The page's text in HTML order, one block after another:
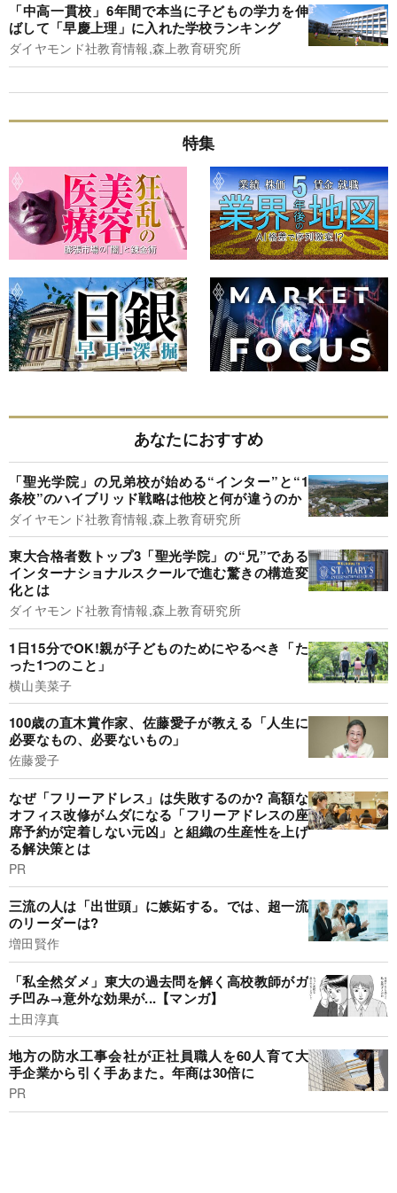
「中高一貫校」6年間で本当に子どもの学力を伸
ばして「早慶上理」に入れた学校ランキング
ダイヤモンド社教育情報,森上教育研究所
特集
あなたにおすすめ
「聖光学院」の兄弟校が始める“インター”と“1
条校”のハイブリッド戦略は他校と何が違うのか
ダイヤモンド社教育情報,森上教育研究所
東大合格者数トップ3「聖光学院」の“兄”である
インターナショナルスクールで進む驚きの構造変
化とは
ダイヤモンド社教育情報,森上教育研究所
1日15分でOK!親が子どものためにやるべき「た
った1つのこと」
横山美菜子
100歳の直木賞作家、佐藤愛子が教える「人生に
必要なもの、必要ないもの」
佐藤愛子
なぜ「フリーアドレス」は失敗するのか? 高額な
オフィス改修がムダになる「フリーアドレスの座
席予約が定着しない元凶」と組織の生産性を上げ
る解決策とは
PR
三流の人は「出世頭」に嫉妬する。では、超一流
のリーダーは?
増田賢作
「私全然ダメ」東大の過去問を解く高校教師がガ
チ凹み→意外な効果が...【マンガ】
土田淳真
地方の防水工事会社が正社員職人を60人育て大
手企業から引く手あまた。年商は30倍に
PR